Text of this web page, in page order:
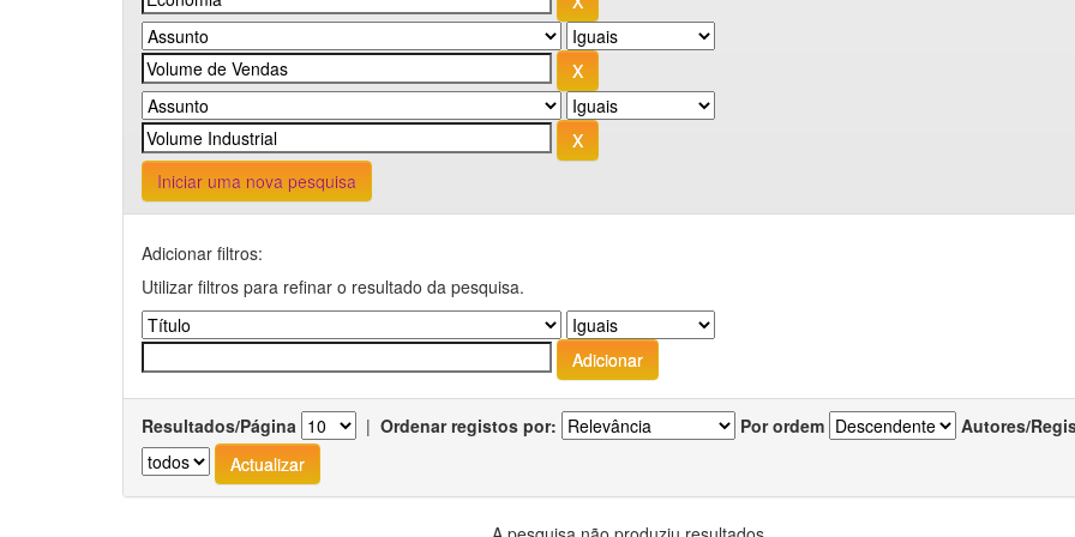
Iniciar uma nova pesquisa
Adicionar filtros:
Utilizar filtros para refinar o resultado da pesquisa.
Resultados/Página | Ordenar registos por: Por ordem Autores/